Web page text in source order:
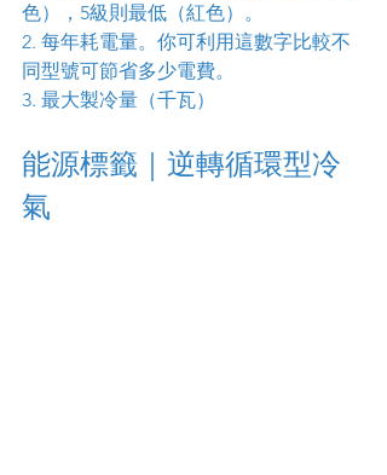
色），5級則最低（紅色）。
2. 每年耗電量。你可利用這數字比較不
同型號可節省多少電費。
3. 最大製冷量（千瓦）
能源標籤｜逆轉循環型冷
氣